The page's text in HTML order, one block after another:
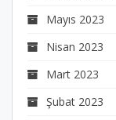
Mayıs 2023
Nisan 2023
Mart 2023
Şubat 2023